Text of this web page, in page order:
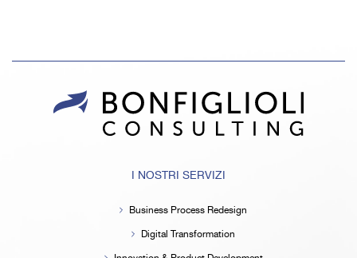
I NOSTRI SERVIZI
Business Process Redesign
Digital Transformation